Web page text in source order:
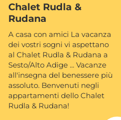
Chalet Rudla &
Rudana
A casa con amici La vacanza
dei vostri sogni vi aspettano
al Chalet Rudla & Rudana a
Sesto/Alto Adige ... Vacanze
all'insegna del benessere più
assoluto. Benvenuti negli
appartamenti dello Chalet
Rudla & Rudana!